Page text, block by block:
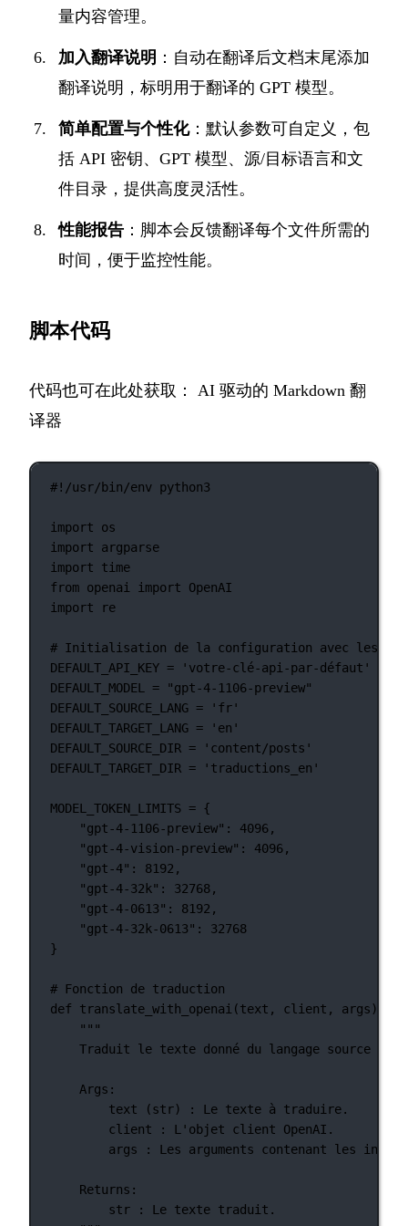
量内容管理。
加入翻译说明 ：自动在翻译后文档末尾添加
翻译说明，标明用于翻译的 GPT 模型。
简单配置与个性化：默认参数可自定义，包
括 API 密钥、GPT 模型、源/目标语言和文
件目录，提供高度灵活性。
性能报告 ：脚本会反馈翻译每个文件所需的
时间，便于监控性能。
脚本代码
代码也可在此处获取： AI 驱动的 Markdown 翻
译器
#!/usr/bin/env python3
import os
import argparse
import time
from openai import OpenAI
import re
# Initialisation de la configuration avec les
DEFAULT_API_KEY =
'votre-clé-api-par-défaut'
DEFAULT_MODEL
=
"gpt-4-1106-preview"
DEFAULT_SOURCE_LANG =
'fr'
DEFAULT_TARGET_LANG =
'en'
DEFAULT_SOURCE_DIR =
'content/posts'
DEFAULT_TARGET_DIR = 'traductions_en'
MODEL_TOKEN_LIMITS = {
"gpt-4-1106-preview" : 4096,
"gpt-4-vision-preview" : 4096,
"gpt-4" : 8192 ,
"gpt-4-32k" : 32768,
"gpt-4-0613" : 8192 ,
"gpt-4-32k-0613" : 32768
}
# Fonction de traduction
def
translate_with_openai (text, client, args):
"""
Traduit le texte donné du langage source
Args:
text (str) : Le texte à traduire.
client : L'objet client OpenAI.
args : Les arguments contenant les
Returns:
str : Le texte traduit.